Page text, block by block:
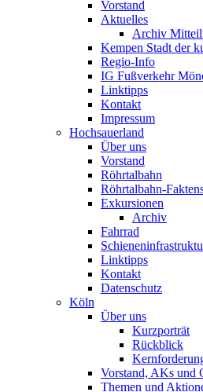
Vorstand
Aktuelles
Archiv
Kempen Stadt der
Regio-Info
IG Fußverkehr
Linktipps
Kontakt
Impressum
Hochsauerland
Über uns
Vorstand
Röhrtalbahn
Röhrtalbahn-
Exkursionen
Archiv
Fahrrad
Linktipps
Kontakt
Datenschutz
Köln
Über uns
Kurzporträt
Rückblick
Vorstand, AKs und
Themen und